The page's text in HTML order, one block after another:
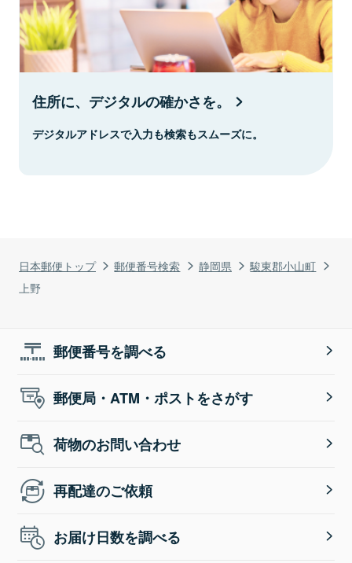
日本郵便トップ 郵便番号検索 静岡県
駿東郡小山町
上野
住所に、デジタルの確かさを。
デジタルアドレスで入力も検索もスムーズに。
郵便番号を調べる
郵便局・ATM・ポストをさがす
荷物のお問い合わせ
再配達のご依頼
お届け日数を調べる